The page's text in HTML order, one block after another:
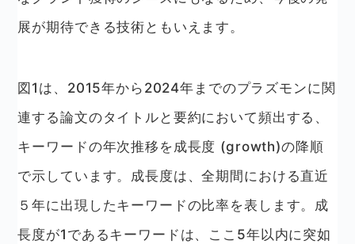
展が期待できる技術ともいえます。
図1は、2015年から2024年までのプラズモンに関
連する論文のタイトルと要約において頻出する、
キーワードの年次推移を成長度 (growth)の降順
で示しています。成長度は、全期間における直近
５年に出現したキーワードの比率を表します。成
長度が1であるキーワードは、ここ5年以内に突如